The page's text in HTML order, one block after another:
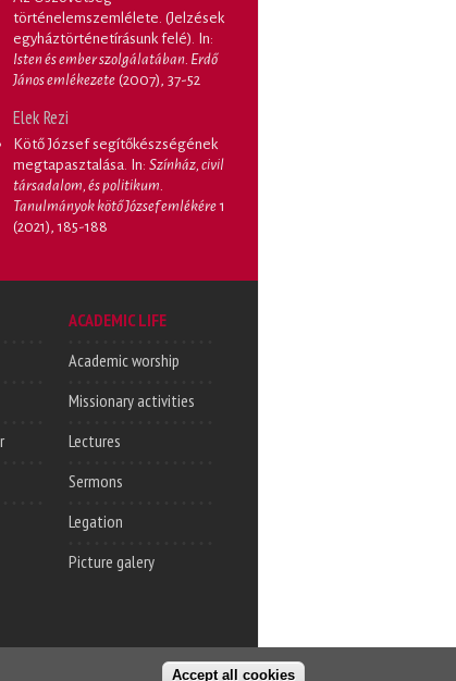
történelemszemlélete. (Jelzések
egyháztörténetírásunk felé) . In:
Isten és ember szolgálatában. Erdő
János emlékezete (2007), 37-52
Elek Rezi
Kötő József segítőkészségének
megtapasztalása. In: Színház, civil
társadalom, és politikum.
Tanulmányok kötő József emlékére1
(2021), 185-188
ACADEMIC LIFE
Academic worship
Missionary activities
Lectures
Sermons
Legation
Picture galery
Accept all cookies